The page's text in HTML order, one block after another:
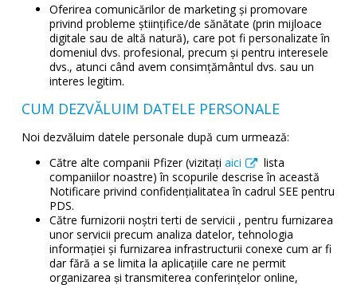
Oferirea comunicărilor de marketing și promovare
privind probleme științifice/de sănătate (prin mijloace
digitale sau de altă natură), care pot fi personalizate în
domeniul dvs. profesional, precum și pentru interesele
dvs., atunci când avem consimțământul dvs. sau un
interes legitim.
CUM DEZVĂLUIM DATELE PERSONALE
Noi dezvăluim datele personale după cum urmează:
Către alte companii Pfizer (vizitațiaici
lista
companiilor noastre) în scopurile descrise în această
Notificare privind confidențialitatea în cadrul SEE pentru
PDS.
Către furnizorii noștri terti de servicii , pentru furnizarea
unor servicii precum analiza datelor, tehnologia
informației și furnizarea infrastructurii conexe cum ar fi
dar fără a se limita la aplicaţiile care ne permit
organizarea ṣi transmiterea conferinţelor online,